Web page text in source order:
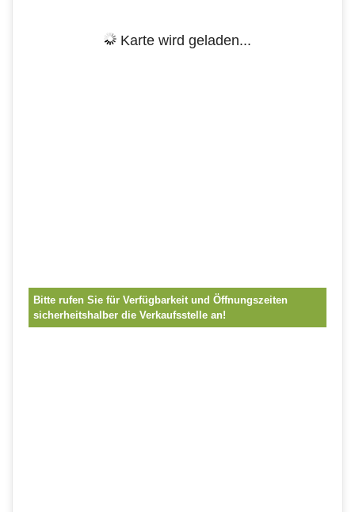
Karte wird geladen...
Bitte rufen Sie für Verfügbarkeit und Öffnungszeiten
sicherheitshalber die Verkaufsstelle an!